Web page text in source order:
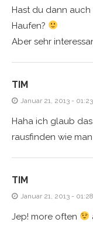
Hast du dann
Haufen?
Aber sehr
TIM
Januar 21, 2013 - 01:23
Haha ich glaub
rausfinden wie
TIM
Januar 21, 2013 - 01:28
Jep! more often